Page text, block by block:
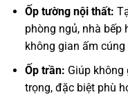
Ốp tường nội thất:
phòng ngủ, nhà bếp
không gian ấm
Ốp trần: Giúp không
trọng, đặc biệt phù